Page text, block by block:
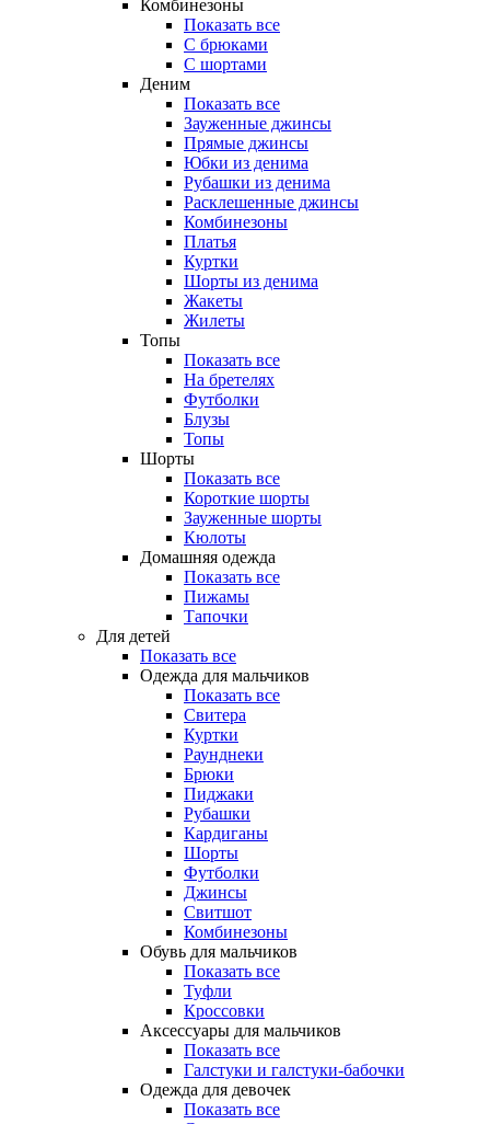
Комбинезоны
Показать все
С брюками
С шортами
Деним
Показать все
Зауженные джинсы
Прямые джинсы
Юбки из денима
Рубашки из денима
Расклешенные джинсы
Комбинезоны
Платья
Куртки
Шорты из денима
Жакеты
Жилеты
Топы
Показать все
На бретелях
Футболки
Блузы
Топы
Шорты
Показать все
Короткие шорты
Зауженные шорты
Кюлоты
Домашняя одежда
Показать все
Пижамы
Тапочки
Для детей
Показать все
Одежда для мальчиков
Показать все
Свитера
Куртки
Раунднеки
Брюки
Пиджаки
Рубашки
Кардиганы
Шорты
Футболки
Джинсы
Свитшот
Комбинезоны
Обувь для мальчиков
Показать все
Туфли
Кроссовки
Аксессуары для мальчиков
Показать все
Галстуки и галстуки-бабочки
Одежда для девочек
Показать все